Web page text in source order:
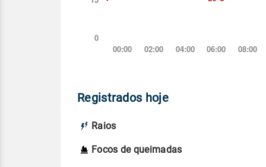
Registrados hoje
Raios
Focos de queimadas